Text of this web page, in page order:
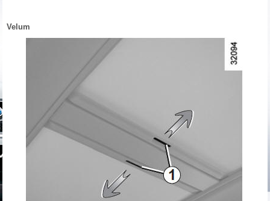
Velum